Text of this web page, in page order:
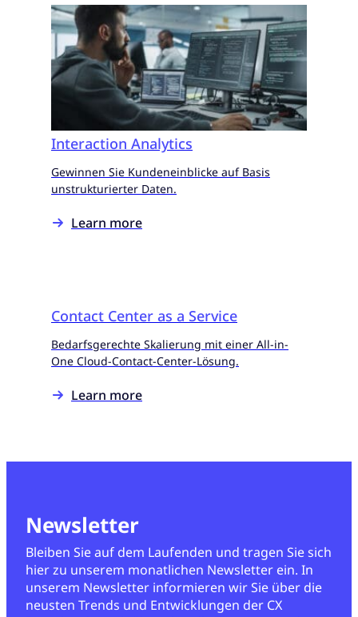
Interaction Analytics
Gewinnen Sie Kundeneinblicke auf Basis
unstrukturierter Daten.
Learn more
Contact Center as a Service
Bedarfsgerechte Skalierung mit einer All-in-
One Cloud-Contact-Center-Lösung.
Learn more
Newsletter
Bleiben Sie auf dem Laufenden und tragen Sie sich
hier zu unserem monatlichen Newsletter ein. In
unserem Newsletter informieren wir Sie über die
neusten Trends und Entwicklungen der CX